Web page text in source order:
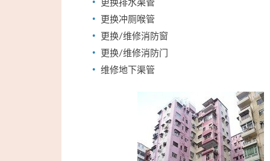
更换冲厕喉管
更换/维修消防窗
更换/维修消防门
维修地下渠管